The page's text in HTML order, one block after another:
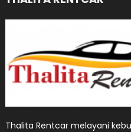
Thalita Rentcar melayani